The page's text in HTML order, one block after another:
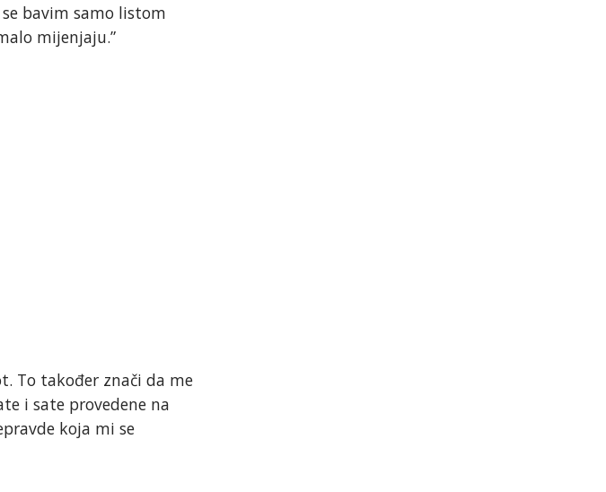
bavim samo listom
mijenjaju.”
To također znači da me
i sate provedene na
koja mi se